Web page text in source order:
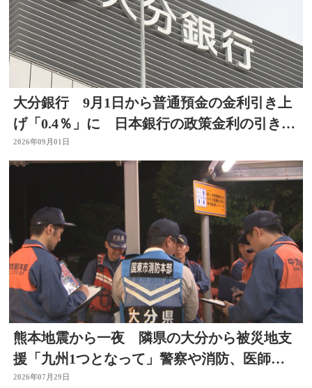
大分銀行 9月1日から普通預金の金利引き上
げ「0.4％」に 日本銀行の政策金利の引き上
げを受け
2026年09月01日
熊本地震から一夜 隣県の大分から被災地支
援「九州1つとなって」警察や消防、医師、
看護師、水道局など
2026年07月29日